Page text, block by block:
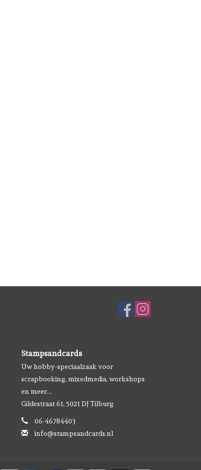
Stampsandcards
Uw hobby-speciaalzaak voor
scrapbooking, mixedmedia, workshops
en meer...
Gildestraat 61, 5021 DJ Tilburg
06-46784403
info@stampsandcards.nl